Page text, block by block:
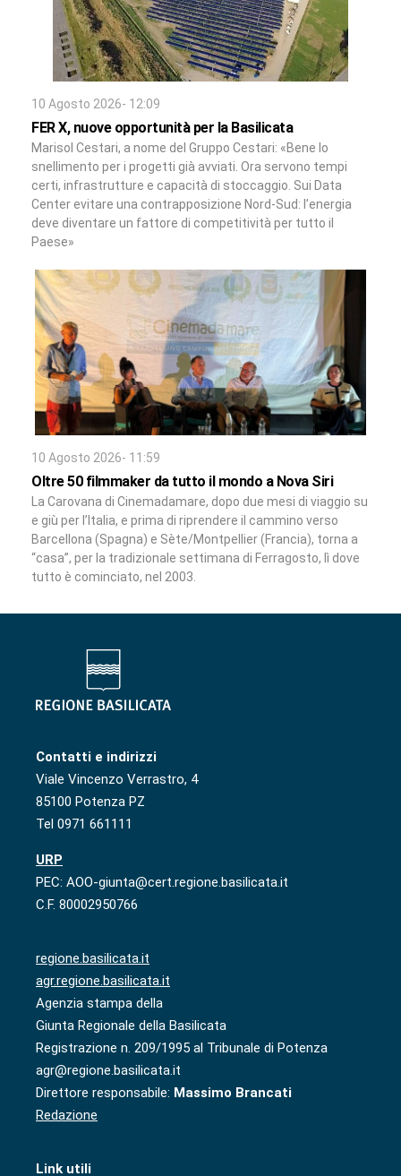
10 Agosto 2026- 12:09
FER X, nuove opportunità per la Basilicata
Marisol Cestari, a nome del Gruppo Cestari: «Bene lo
snellimento per i progetti già avviati. Ora servono tempi
certi, infrastrutture e capacità di stoccaggio. Sui Data
Center evitare una contrapposizione Nord-Sud: l’energia
deve diventare un fattore di competitività per tutto il
Paese»
10 Agosto 2026- 11:59
Oltre 50 filmmaker da tutto il mondo a Nova Siri
La Carovana di Cinemadamare, dopo due mesi di viaggio su
e giù per l’Italia, e prima di riprendere il cammino verso
Barcellona (Spagna) e Sète/Montpellier (Francia), torna a
“casa”, per la tradizionale settimana di Ferragosto, lì dove
tutto è cominciato, nel 2003.
Contatti e indirizzi
Viale Vincenzo Verrastro, 4
85100 Potenza PZ
Tel 0971 661111
URP
PEC: AOO-giunta@cert.regione.basilicata.it
C.F. 80002950766
regione.basilicata.it
agr.regione.basilicata.it
Agenzia stampa della
Giunta Regionale della Basilicata
Registrazione n. 209/1995 al Tribunale di Potenza
agr@regione.basilicata.it
Direttore responsabile: Massimo Brancati
Redazione
Link utili